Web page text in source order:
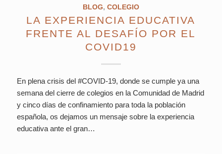
BLOG, COLEGIO
LA EXPERIENCIA EDUCATIVA
FRENTE AL DESAFÍO POR EL
COVID19
En plena crisis del #COVID-19, donde se cumple ya una
semana del cierre de colegios en la Comunidad de Madrid
y cinco días de confinamiento para toda la población
española, os dejamos un mensaje sobre la experiencia
educativa ante el gran…